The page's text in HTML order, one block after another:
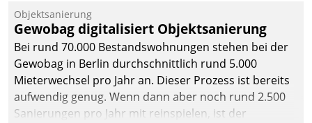
Unternehmen.
Objektsanierung
Gewobag digitalisiert Objektsanierung
Bei rund 70.000 Bestandswohnungen stehen bei der
Gewobag in Berlin durchschnittlich rund 5.000
Mieterwechsel pro Jahr an. Dieser Prozess ist bereits
aufwendig genug. Wenn dann aber noch rund 2.500
Sanierungen pro Jahr mit reinspielen, ist der